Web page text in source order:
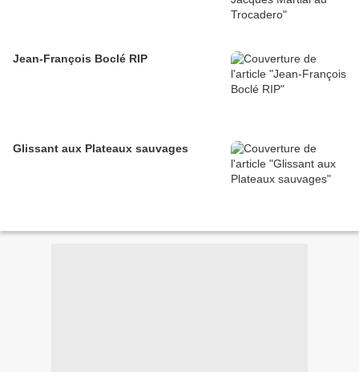
Jean-François Boclé RIP
Glissant aux Plateaux sauvages